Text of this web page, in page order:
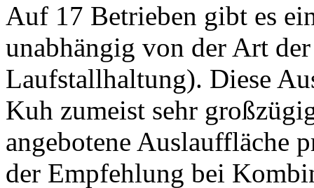
Auf 17 Betrieben gibt es
unabhängig von der Art
Laufstallhaltung). Diese
Kuh zumeist sehr
angebotene Auslauffläche
der Empfehlung bei